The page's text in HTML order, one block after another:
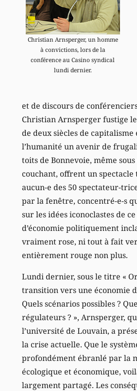
Christian Arnsperger, un homme
à convictions, lors de la
conférence au Casino syndical
lundi dernier.
et de discours de
Christian Arnsperger fustige
de deux siècles de
l’humanité un avenir de
toits de Bonnevoie, même
couchant, offrent un spectacle
aucun-e des 50 spectateur-
par la fenêtre, concentré-e-s
sur les idées iconoclastes de
d’économie politiquement
vraiment rose, ni tout à fait
entièrement rouge non plus.
Lundi dernier, sous le titre «
transition vers une économie
Quels scénarios possibles ?
régulateurs ? », Arnsperger,
l’université de Louvain, a
la crise actuelle. Que le
profondément ébranlé par la
écologique et économique,
largement partagé. Les